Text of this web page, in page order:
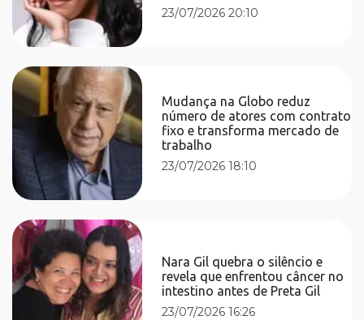
23/07/2026 20:10
Mudança na Globo reduz
número de atores com contrato
fixo e transforma mercado de
trabalho
23/07/2026 18:10
Nara Gil quebra o silêncio e
revela que enfrentou câncer no
intestino antes de Preta Gil
23/07/2026 16:26